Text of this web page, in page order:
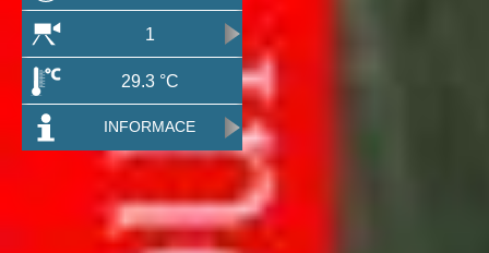
1
29.3 °C
INFORMACE